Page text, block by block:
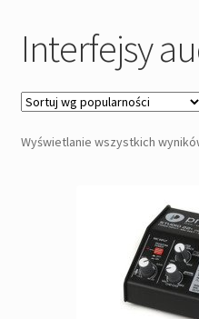
Interfejsy audio
Oświetlenie
Pozostałe
Interfejsy
Wyświetlanie wszystkich